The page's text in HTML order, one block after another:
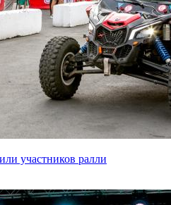
участников ралли